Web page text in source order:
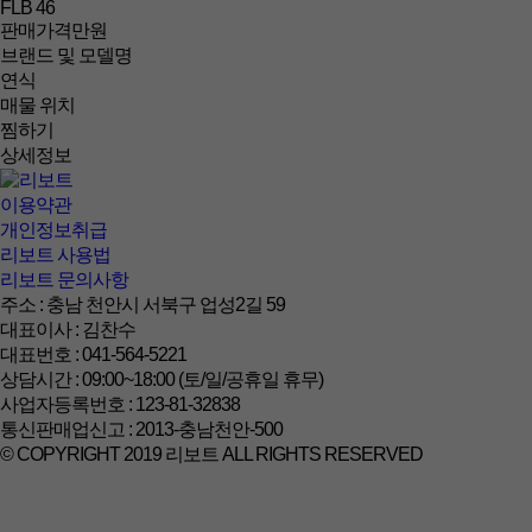
FLB 46
판매가격만원
브랜드 및 모델명
연식
매물 위치
찜하기
상세정보
이용약관
개인정보취급
리보트 사용법
리보트 문의사항
주소 : 충남 천안시 서북구 업성2길 59
대표이사 : 김찬수
대표번호 : 041-564-5221
상담시간 : 09:00~18:00 (토/일/공휴일 휴무)
사업자등록번호 : 123-81-32838
통신판매업신고 : 2013-충남천안-500
© COPYRIGHT 2019 리보트 ALL RIGHTS RESERVED